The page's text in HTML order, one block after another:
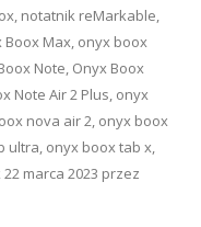
, notatnik reMarkable,
Boox Max, onyx boox
Note, Onyx Boox
Note Air 2 Plus, onyx
nova air 2, onyx boox
ultra, onyx boox tab x,
22 marca 2023 przez